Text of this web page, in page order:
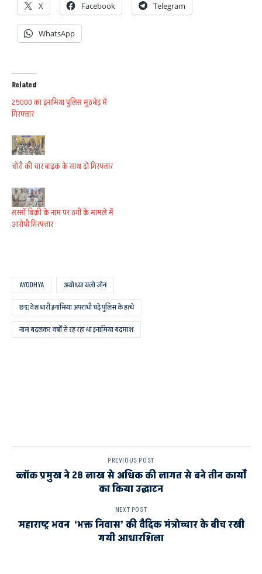
X Facebook Telegram
WhatsApp
Related
25000 का इनामिया पुलिस मुठभेड़ में
गिरफ्तार
चोरी की चार बाइक के साथ दो गिरफ्तार
सरसों बिक्री के नाम पर ठगी के मामले में
आरोपी गिरफ्तार
AYODHYA अयोध्या यलो जोन
छद्म वेश धारी इनामिया अपराधी चढ़े पुलिस के हत्थे
नाम बदलकर वर्षों से रह रहा था इनामिया बदमाश
PREVIOUS POST
ब्लॉक प्रमुख ने 28 लाख से अधिक की लागत से बने तीन कार्यों
का किया उद्घाटन
NEXT POST
महाराष्ट्र भवन ‘भक्त निवास’ की वैदिक मंत्रोच्चार के बीच रखी
गयी आधारशिला